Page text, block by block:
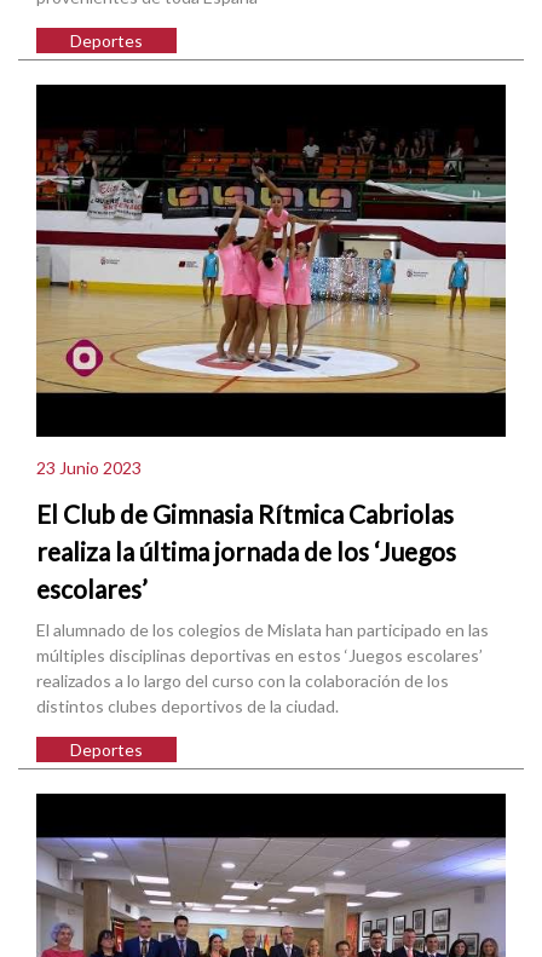
Deportes
23 Junio 2023
El Club de Gimnasia Rítmica Cabriolas
realiza la última jornada de los ‘Juegos
escolares’
El alumnado de los colegios de Mislata han participado en las
múltiples disciplinas deportivas en estos ‘Juegos escolares’
realizados a lo largo del curso con la colaboración de los
distintos clubes deportivos de la ciudad.
Deportes